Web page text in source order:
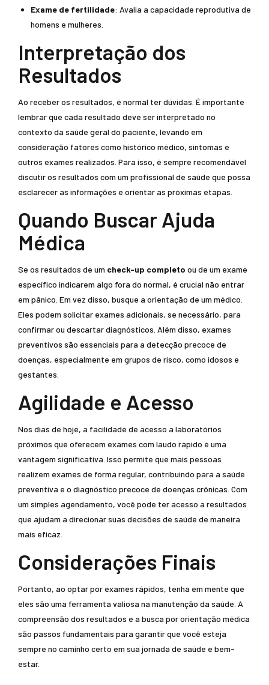
Exame de fertilidade: Avalia a capacidade reprodutiva de
homens e mulheres.
Interpretação dos
Resultados
Ao receber os resultados, é normal ter dúvidas. É importante
lembrar que cada resultado deve ser interpretado no
contexto da saúde geral do paciente, levando em
consideração fatores como histórico médico, sintomas e
outros exames realizados. Para isso, é sempre recomendável
discutir os resultados com um profissional de saúde que possa
esclarecer as informações e orientar as próximas etapas.
Quando Buscar Ajuda
Médica
Se os resultados de um check-up completo ou de um exame
específico indicarem algo fora do normal, é crucial não entrar
em pânico. Em vez disso, busque a orientação de um médico.
Eles podem solicitar exames adicionais, se necessário, para
confirmar ou descartar diagnósticos. Além disso, exames
preventivos são essenciais para a detecção precoce de
doenças, especialmente em grupos de risco, como idosos e
gestantes.
Agilidade e Acesso
Nos dias de hoje, a facilidade de acesso a laboratórios
próximos que oferecem exames com laudo rápido é uma
vantagem significativa. Isso permite que mais pessoas
realizem exames de forma regular, contribuindo para a saúde
preventiva e o diagnóstico precoce de doenças crônicas. Com
um simples agendamento, você pode ter acesso a resultados
que ajudam a direcionar suas decisões de saúde de maneira
mais eficaz.
Considerações Finais
Portanto, ao optar por exames rápidos, tenha em mente que
eles são uma ferramenta valiosa na manutenção da saúde. A
compreensão dos resultados e a busca por orientação médica
são passos fundamentais para garantir que você esteja
sempre no caminho certo em sua jornada de saúde e bem-
estar.